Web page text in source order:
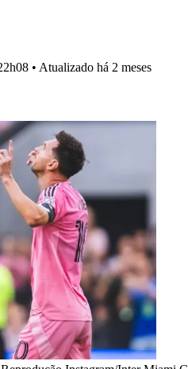
• Atualizado há 2 meses